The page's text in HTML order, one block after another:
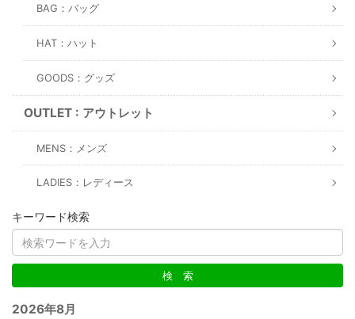
BAG：バッグ
HAT：ハット
GOODS：グッズ
OUTLET : アウトレット
MENS：メンズ
LADIES：レディース
キーワード検索
2026年8月